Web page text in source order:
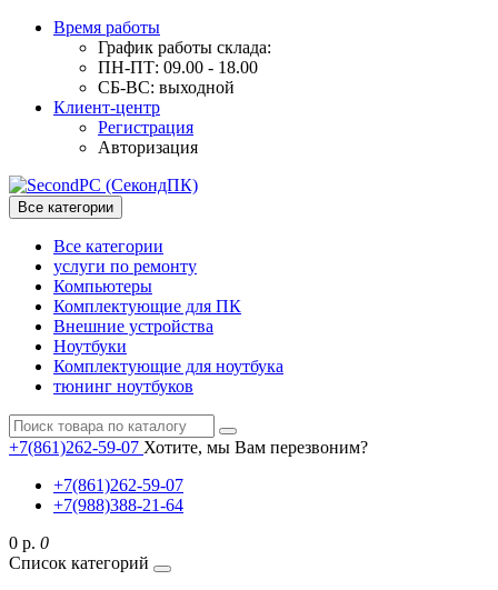
Время работы
График работы склада:
ПН-ПТ: 09.00 - 18.00
СБ-ВС: выходной
Клиент-центр
Регистрация
Авторизация
Все категории
Все категории
услуги по ремонту
Компьютеры
Комплектующие для ПК
Внешние устройства
Ноутбуки
Комплектующие для ноутбука
тюнинг ноутбуков
+7(861)262-59-07 Хотите, мы Вам перезвоним?
+7(861)262-59-07
+7(988)388-21-64
0 р. 0
Список категорий